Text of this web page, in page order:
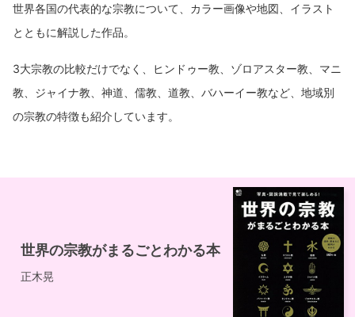
世界各国の代表的な宗教について、カラー画像や地図、イラスト
とともに解説した作品。
3大宗教の比較だけでなく、ヒンドゥー教、ゾロアスター教、マニ
教、ジャイナ教、神道、儒教、道教、バハーイー教など、地域別
の宗教の特徴も紹介しています。